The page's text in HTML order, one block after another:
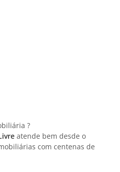
?
atende bem desde o
com centenas de